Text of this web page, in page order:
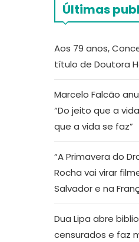
Últimas
Aos 79 anos,
título de Doutora
Marcelo Falcão
“Do jeito que a
que a vida se faz”
“A Primavera do
Rocha vai virar
Salvador e na
Dua Lipa abre
censurados e faz